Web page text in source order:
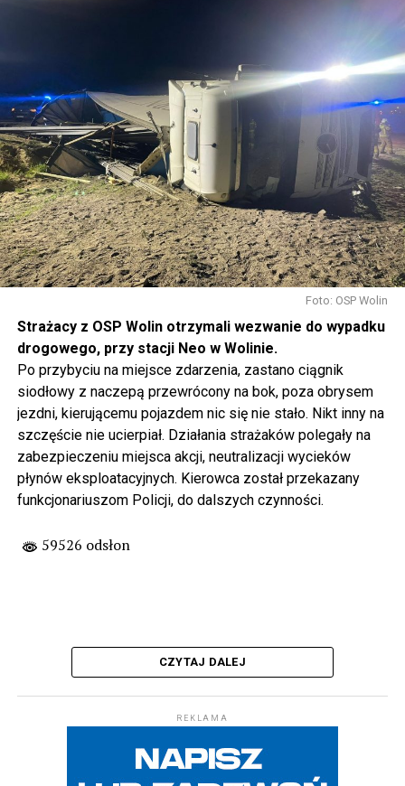
Foto: OSP Wolin
Strażacy z OSP Wolin otrzymali wezwanie do wypadku
drogowego, przy stacji Neo w Wolinie.
Po przybyciu na miejsce zdarzenia, zastano ciągnik
siodłowy z naczepą przewrócony na bok, poza obrysem
jezdni, kierującemu pojazdem nic się nie stało. Nikt inny na
szczęście nie ucierpiał. Działania strażaków polegały na
zabezpieczeniu miejsca akcji, neutralizacji wycieków
płynów eksploatacyjnych. Kierowca został przekazany
funkcjonariuszom Policji, do dalszych czynności.
59526 odsłon
CZYTAJ DALEJ
REKLAMA